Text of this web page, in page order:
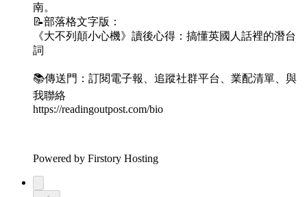
南。
📝部落格文字版：
《大不列顛小心機》讀後心得：搞懂英國人話裡的潛台
詞
📚傳送門：訂閱電子報、追蹤社群平台、業配清單、與
我聯絡
https://readingoutpost.com/bio
Powered by Firstory Hosting